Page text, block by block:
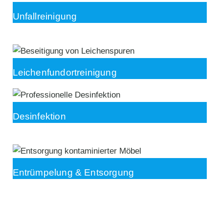
Unfallreinigung
Leichenfundortreinigung
Desinfektion
Entrümpelung & Entsorgung